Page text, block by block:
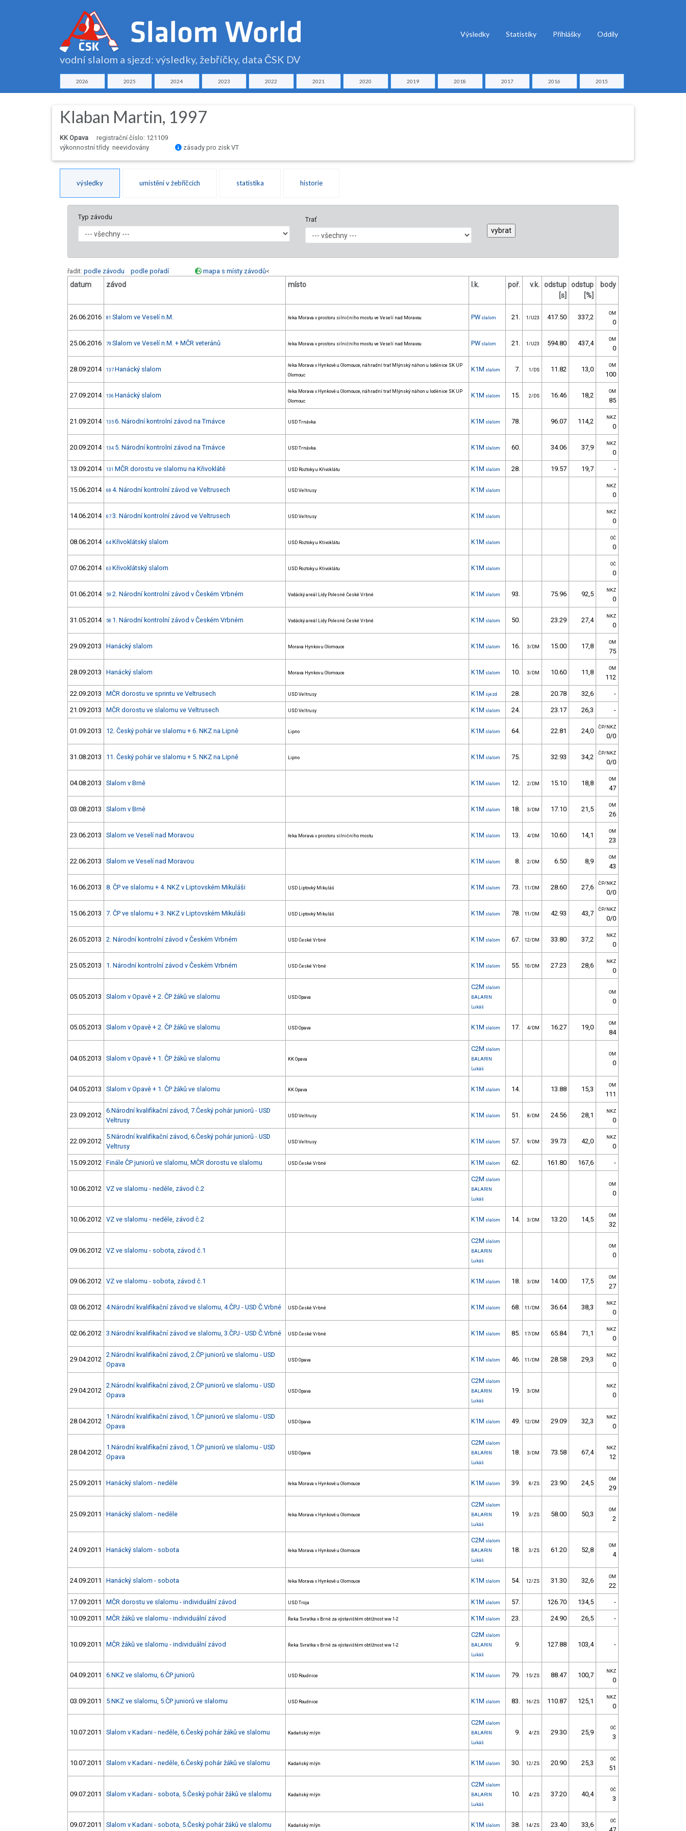
vodní slalom a sjezd: výsledky, žebříčky, data ČSK DV
Výsledky Statistiky Přihlášky Oddíly
2026 2025 2024 2023 2022 2021 2020 2019 2018 2017 2016 2015
Klaban Martin, 1997
KK Opava
registrační číslo: 121109
výkonnostní třídy neevidovány
zásady pro zisk VT
výsledky umístění v žebříčcích statistika historie
Typ závodu Trať
řadit: podle závodu podle pořadí mapa s místy závodů<
datum závod místo l.k. poř. v.k. odstup
[s]
odstup
[%]
body
26.06.2016 81 Slalom ve Veselí n.M. řeka Morava v prostoru silničního mostu ve Veselí nad Moravou PW slalom 21. 1/U23 417.50 337,2 OM
0
25.06.2016 79 Slalom ve Veselí n.M. + MČR veteránů řeka Morava v prostoru silničního mostu ve Veselí nad Moravou PW slalom 21. 1/U23 594.80 437,4 OM
0
28.09.2014 137 Hanácký slalom
řeka Morava v Hynkově u Olomouce, náhradní trať Mlýnský náhon u loděnice SK UP
Olomouc
K1M slalom 7. 1/DS 11.82 13,0 OM
100
27.09.2014 136 Hanácký slalom
řeka Morava v Hynkově u Olomouce, náhradní trať Mlýnský náhon u loděnice SK UP
Olomouc
K1M slalom 15. 2/DS 16.46 18,2 OM
85
21.09.2014 135 6. Národní kontrolní závod na Trnávce USD Trnávka K1M slalom 78. 96.07 114,2 NKZ
0
20.09.2014 134 5. Národní kontrolní závod na Trnávce USD Trnávka. K1M slalom 60. 34.06 37,9 NKZ
0
13.09.2014 131 MČR dorostu ve slalomu na Křivoklátě USD Roztoky u Křivoklátu K1M slalom 28. 19.57 19,7 -
15.06.2014 68 4. Národní kontrolní závod ve Veltrusech USD Veltrusy K1M slalom
NKZ
0
14.06.2014 67 3. Národní kontrolní závod ve Veltrusech USD Veltrusy K1M slalom
NKZ
0
08.06.2014 64 Křivoklátský slalom USD Roztoky u Ktivoklátu K1M slalom
OČ
0
07.06.2014 63 Křivoklátský slalom USD Roztoky u Ktivoklátu K1M slalom
OČ
0
01.06.2014 59 2. Národní kontrolní závod v Českém Vrbném Vodácký areál Lídy Polesné České Vrbné K1M slalom 93. 75.96 92,5 NKZ
0
31.05.2014 58 1. Národní kontrolní závod v Českém Vrbném Vodácký areál Lídy Polesné České Vrbné K1M slalom 50. 23.29 27,4 NKZ
0
29.09.2013 Hanácký slalom Morava Hynkov u Olomouce K1M slalom 16. 3/DM 15.00 17,8 OM
75
28.09.2013 Hanácký slalom Morava Hynkov u Olomouce K1M slalom 10. 3/DM 10.60 11,8 OM
112
22.09.2013 MČR dorostu ve sprintu ve Veltrusech USD Veltrusy K1M sjezd 28. 20.78 32,6 -
21.09.2013 MČR dorostu ve slalomu ve Veltrusech USD Veltrusy K1M slalom 24. 23.17 26,3 -
01.09.2013 12. Český pohár ve slalomu + 6. NKZ na Lipně Lipno K1M slalom 64. 22.81 24,0 ČP/NKZ
0/0
31.08.2013 11. Český pohár ve slalomu + 5. NKZ na Lipně Lipno K1M slalom 75. 32.93 34,2 ČP/NKZ
0/0
04.08.2013 Slalom v Brně K1M slalom 12. 2/DM 15.10 18,8 OM
47
03.08.2013 Slalom v Brně K1M slalom 18. 3/DM 17.10 21,5 OM
26
23.06.2013 Slalom ve Veselí nad Moravou řeka Morava v prostoru silničního mostu K1M slalom 13. 4/DM 10.60 14,1 OM
23
22.06.2013 Slalom ve Veselí nad Moravou K1M slalom 8. 2/DM 6.50 8,9 OM
43
16.06.2013 8. ČP ve slalomu + 4. NKZ v Liptovském Mikuláši USD Liptovký Mikuláš K1M slalom 73. 11/DM 28.60 27,6 ČP/NKZ
0/0
15.06.2013 7. ČP ve slalomu + 3. NKZ v Liptovském Mikuláši USD Liptovký Mikuláš K1M slalom 78. 11/DM 42.93 43,7 ČP/NKZ
0/0
26.05.2013 2. Národní kontrolní závod v Českém Vrbném USD České Vrbné K1M slalom 67. 12/DM 33.80 37,2 NKZ
0
25.05.2013 1. Národní kontrolní závod v Českém Vrbném USD České Vrbné K1M slalom 55. 10/DM 27.23 28,6 NKZ
0
05.05.2013 Slalom v Opavě + 2. ČP žáků ve slalomu USD Opava
C2M slalom
BALARIN
Lukáš
OM
0
05.05.2013 Slalom v Opavě + 2. ČP žáků ve slalomu USD Opava K1M slalom 17. 4/DM 16.27 19,0 OM
84
04.05.2013 Slalom v Opavě + 1. ČP žáků ve slalomu KK Opava
C2M slalom
BALARIN
Lukáš
OM
0
04.05.2013 Slalom v Opavě + 1. ČP žáků ve slalomu KK Opava K1M slalom 14. 13.88 15,3 OM
111
23.09.2012
6.Národní kvalifikační závod, 7.Český pohár juniorů - USD
Veltrusy
USD Veltrusy K1M slalom 51. 8/DM 24.56 28,1 NKZ
0
22.09.2012
5.Národní kvalifikační závod, 6.Český pohár juniorů - USD
Veltrusy
USD Veltrusy K1M slalom 57. 9/DM 39.73 42,0 NKZ
0
15.09.2012 Finále ČP juniorů ve slalomu, MČR dorostu ve slalomu USD České Vrbné K1M slalom 62. 161.80 167,6 -
10.06.2012 VZ ve slalomu - neděle, závod č.2
C2M slalom
BALARIN
Lukáš
OM
0
10.06.2012 VZ ve slalomu - neděle, závod č.2 K1M slalom 14. 3/DM 13.20 14,5 OM
32
09.06.2012 VZ ve slalomu - sobota, závod č.1
C2M slalom
BALARIN
Lukáš
OM
0
09.06.2012 VZ ve slalomu - sobota, závod č.1 K1M slalom 18. 3/DM 14.00 17,5 OM
27
03.06.2012 4.Národní kvalifikační závod ve slalomu, 4.ČPJ - USD Č.Vrbné USD České Vrbné K1M slalom 68. 11/DM 36.64 38,3 NKZ
0
02.06.2012 3.Národní kvalifikační závod ve slalomu, 3.ČPJ - USD Č.Vrbné USD České Vrbné K1M slalom 85. 17/DM 65.84 71,1 NKZ
0
29.04.2012
2.Národní kvalifikační závod, 2.ČP juniorů ve slalomu - USD
Opava
USD Opava K1M slalom 46. 11/DM 28.58 29,3 NKZ
0
29.04.2012
2.Národní kvalifikační závod, 2.ČP juniorů ve slalomu - USD
Opava
USD Opava
C2M slalom
BALARIN
Lukáš
19. 3/DM
NKZ
0
28.04.2012
1.Národní kvalifikační závod, 1.ČP juniorů ve slalomu - USD
Opava
USD Opava K1M slalom 49. 12/DM 29.09 32,3 NKZ
0
28.04.2012
1.Národní kvalifikační závod, 1.ČP juniorů ve slalomu - USD
Opava
USD Opava
C2M slalom
BALARIN
Lukáš
18. 3/DM 73.58 67,4
NKZ
12
25.09.2011 Hanácký slalom - neděle řeka Morava v Hynkově u Olomouce K1M slalom 39. 8/ZS 23.90 24,5 OM
29
25.09.2011 Hanácký slalom - neděle řeka Morava v Hynkově u Olomouce
C2M slalom
BALARIN
Lukáš
19. 3/ZS 58.00 50,3
OM
2
24.09.2011 Hanácký slalom - sobota řeka Morava v Hynkově u Olomouce
C2M slalom
BALARIN
Lukáš
18. 3/ZS 61.20 52,8
OM
4
24.09.2011 Hanácký slalom - sobota řeka Morava v Hynkově u Olomouce K1M slalom 54. 12/ZS 31.30 32,6 OM
22
17.09.2011 MČR dorostu ve slalomu - individuální závod USD Troja K1M slalom 57. 126.70 134,5 -
10.09.2011 MČR žáků ve slalomu - individuální závod Řeka Svratka v Brně za výstavištěm obtížnost ww 1-2 K1M slalom 23. 24.90 26,5 -
10.09.2011 MČR žáků ve slalomu - individuální závod Řeka Svratka v Brně za výstavištěm obtížnost ww 1-2
C2M slalom
BALARIN
Lukáš
9. 127.88 103,4 -
04.09.2011 6.NKZ ve slalomu, 6.ČP juniorů USD Roudnice K1M slalom 79. 15/ZS 88.47 100,7 NKZ
0
03.09.2011 5.NKZ ve slalomu, 5.ČP juniorů ve slalomu USD Roudnice K1M slalom 83. 16/ZS 110.87 125,1 NKZ
0
10.07.2011 Slalom v Kadani - neděle, 6.Český pohár žáků ve slalomu Kadaňský mlýn
C2M slalom
BALARIN
Lukáš
9. 4/ZS 29.30 25,9
OČ
3
10.07.2011 Slalom v Kadani - neděle, 6.Český pohár žáků ve slalomu Kadaňský mlýn K1M slalom 30. 12/ZS 20.90 25,3 OČ
51
09.07.2011 Slalom v Kadani - sobota, 5.Český pohár žáků ve slalomu Kadaňský mlýn
C2M slalom
BALARIN
Lukáš
10. 4/ZS 37.20 40,4
OČ
3
09.07.2011 Slalom v Kadani - sobota, 5.Český pohár žáků ve slalomu Kadaňský mlýn K1M slalom 38. 14/ZS 23.40 33,6 OČ